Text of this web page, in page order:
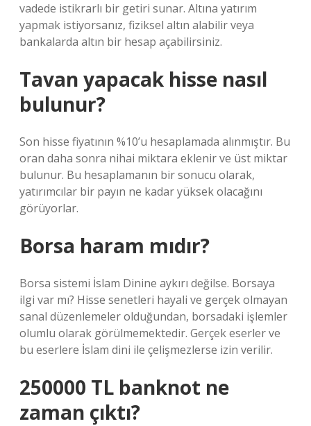
vadede istikrarlı bir getiri sunar. Altına yatırım
yapmak istiyorsanız, fiziksel altın alabilir veya
bankalarda altın bir hesap açabilirsiniz.
Tavan yapacak hisse nasıl
bulunur?
Son hisse fiyatının %10’u hesaplamada alınmıştır. Bu
oran daha sonra nihai miktara eklenir ve üst miktar
bulunur. Bu hesaplamanın bir sonucu olarak,
yatırımcılar bir payın ne kadar yüksek olacağını
görüyorlar.
Borsa haram mıdır?
Borsa sistemi İslam Dinine aykırı değilse. Borsaya
ilgi var mı? Hisse senetleri hayali ve gerçek olmayan
sanal düzenlemeler olduğundan, borsadaki işlemler
olumlu olarak görülmemektedir. Gerçek eserler ve
bu eserlere İslam dini ile çelişmezlerse izin verilir.
250000 TL banknot ne
zaman çıktı?